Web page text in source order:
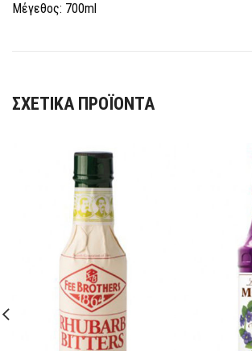
Μέγεθος: 700ml
ΣΧΕΤΙΚΆ ΠΡΟΪΌΝΤΑ